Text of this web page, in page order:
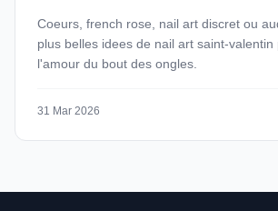
Coeurs, french rose, nail art discret ou
plus belles idees de nail art saint-
l'amour du bout des ongles.
31 Mar 2026